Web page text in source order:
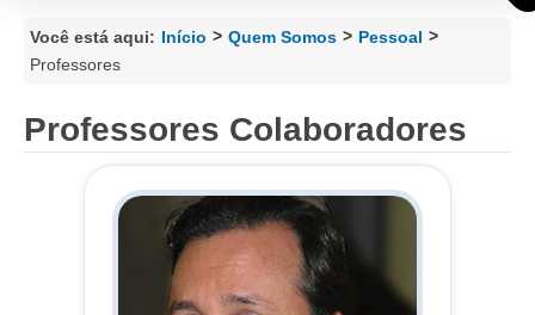
Você está aqui: Início > Quem Somos > Pessoal >
Professores
Professores Colaboradores